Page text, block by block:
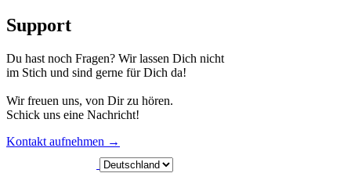
Support
Du hast noch Fragen? Wir lassen Dich nicht
im Stich und sind gerne für Dich da!
Wir freuen uns, von Dir zu hören.
Schick uns eine Nachricht!
Kontakt aufnehmen →